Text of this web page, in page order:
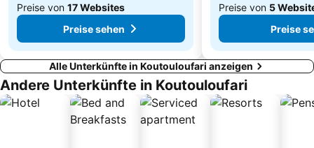
Preise von 17 Websites
Preise sehen
Preise von 5
Preise
Alle Unterkünfte in Koutouloufari anzeigen
Andere Unterkünfte in Koutouloufari